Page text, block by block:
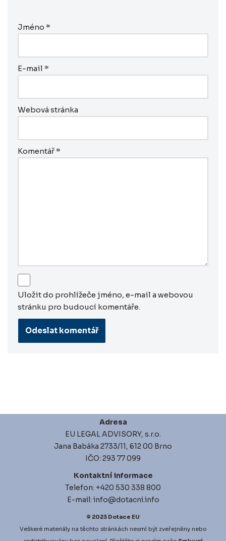
Jméno *
E-mail *
Webová stránka
Komentář *
Uložit do prohlížeče jméno, e-mail a webovou
stránku pro budoucí komentáře.
Adresa
EU LEGAL ADVISORY, s.r.o.
Jana Babáka 2733/11, 612 00 Brno
IČO: 293 77 099
Kontaktní informace
Telefon: +420 530 338 800
E-mail: info@dotacni.info
© 2023 Dotace EU
Veškeré materiály na těchto stránkách nesmí být zveřejněny nebo